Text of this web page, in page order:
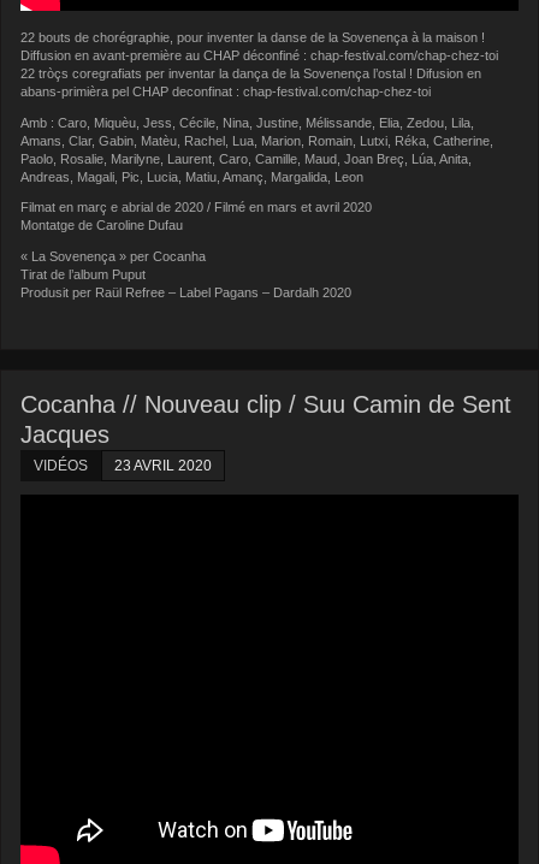
22 bouts de chorégraphie, pour inventer la danse de la Sovenença à la maison !
Diffusion en avant-première au CHAP déconfiné : chap-festival.com/chap-chez-toi
22 tròçs coregrafiats per inventar la dança de la Sovenença l’ostal ! Difusion en
abans-primièra pel CHAP deconfinat : chap-festival.com/chap-chez-toi
Amb : Caro, Miquèu, Jess, Cécile, Nina, Justine, Mélissande, Elia, Zedou, Lila,
Amans, Clar, Gabin, Matèu, Rachel, Lua, Marion, Romain, Lutxi, Réka, Catherine,
Paolo, Rosalie, Marilyne, Laurent, Caro, Camille, Maud, Joan Breç, Lúa, Anita,
Andreas, Magali, Pic, Lucia, Matiu, Amanç, Margalida, Leon
Filmat en març e abrial de 2020 / Filmé en mars et avril 2020
Montatge de Caroline Dufau
« La Sovenença » per Cocanha
Tirat de l’album Puput
Produsit per Raül Refree – Label Pagans – Dardalh 2020
Cocanha // Nouveau clip / Suu Camin de Sent
Jacques
VIDÉOS 23 AVRIL 2020